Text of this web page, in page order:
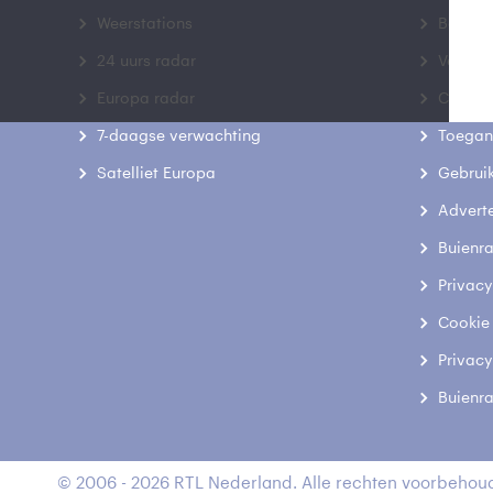
Weerstations
24 uurs radar
Europa radar
7-daagse verwachting
Satelliet Europa
Contact
© 2006 - 2026 RTL Nederland. Alle rechten